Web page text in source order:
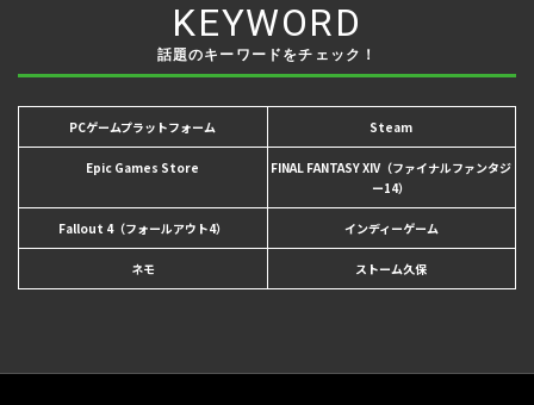
KEYWORD
話題のキーワードをチェック！
PCゲームプラットフォーム Steam
Epic Games Store
FINAL FANTASY XIV（ファイナルファンタジ
ー14）
Fallout 4（フォールアウト4） インディーゲーム
ネモ ストーム久保